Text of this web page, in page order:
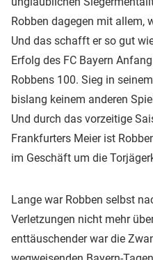
Robben dagegen mit allem,
Und das schafft er so gut
Erfolg des FC Bayern
Robbens 100. Sieg in
bislang keinem anderen
Und durch das vorzeitige
Frankfurters Meier ist
im Geschäft um die
Lange war Robben selbst
Verletzungen nicht mehr
enttäuschender war die